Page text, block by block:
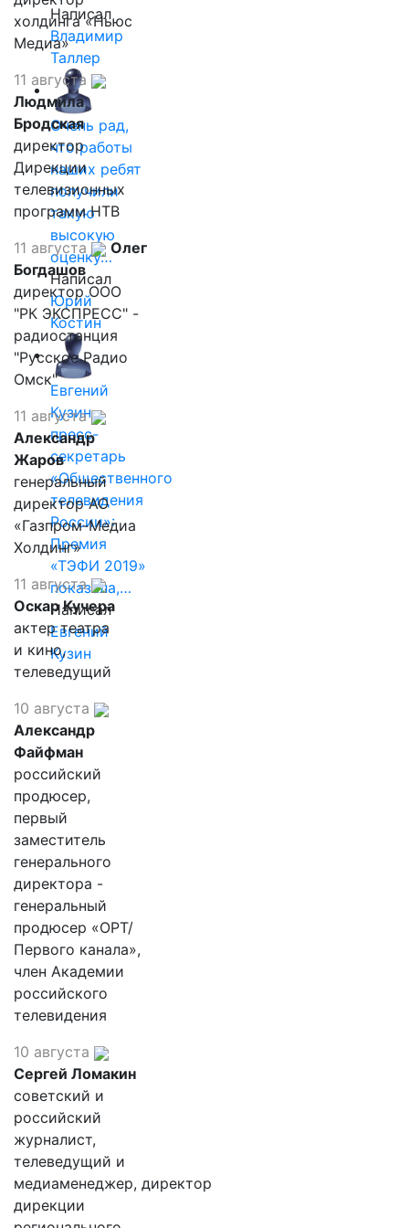
Написал
Владимир
Таллер
Очень рад,
что работы
наших ребят
получили
такую
высокую
оценку…
Написал
Юрий
Костин
Евгений
Кузин,
пресс-
секретарь
«Общественного
телевидения
России»:
Премия
«ТЭФИ 2019»
показала,…
Написал
Евгений
Кузин
холдинга «Ньюс
Медиа»
11 августа
Людмила
Бродская
директор
Дирекции
телевизионных
программ НТВ
11 августа
Олег
Богдашов
директор ООО
"РК ЭКСПРЕСС" -
радиостанция
"Русское Радио
Омск"
11 августа
Александр
Жаров
генеральный
директор АО
«Газпром-Медиа
Холдинг»
11 августа
Оскар Кучера
актер театра
и кино,
телеведущий
10 августа
Александр
Файфман
российский
продюсер,
первый
заместитель
генерального
директора -
генеральный
продюсер «ОРТ/
Первого канала»,
член Академии
российского
телевидения
10 августа
Сергей Ломакин
советский и
российский
журналист,
телеведущий и
медиаменеджер, директор
дирекции